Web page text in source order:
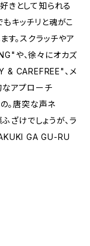
きとして知られる
キッチリと魂がこ
す。スクラッチやア
や、徐々にオカズ
& CAREFREE"、メ
なアプローチ
。唐突な声ネ
けでしょうが、ラ
GA GU-RU